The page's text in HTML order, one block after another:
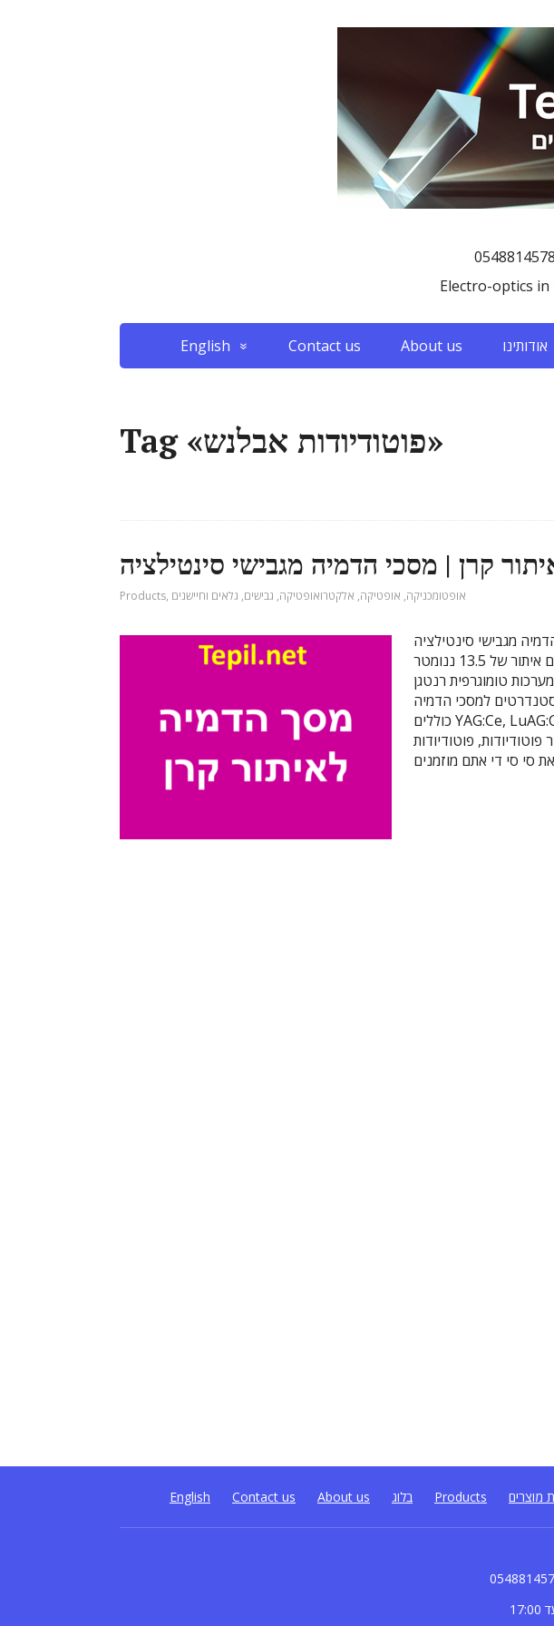
English Contact us About us אודותינו
Tag «פוטודיודות אבלנש»
קרן | מסכי הדמיה מגבישי סינטילציה
Products, אופטומכניקה, אופטיקה, אלקטרואופטיקה, גבישים, גלאים וחיישנים
מגבישי סינטילציה
יישומים איתור קרן הדמיית אלקטרונים איתור של 13.5 ננומטר
(10-400 ננומטר מערכות טומוגרפית רנטגן
למסכי הדמיה
כוללים YAG:Ce, LuAG:Ce and YAP:Ce ספקטרום הפליטה של
פוטודיודות
English Contact us About us בלוג Products מוצרים